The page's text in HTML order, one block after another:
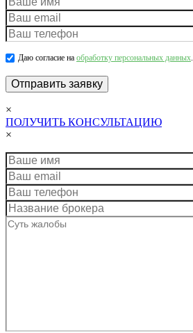
Даю согласие на обработку персональных данных.
×
ПОЛУЧИТЬ КОНСУЛЬТАЦИЮ
×